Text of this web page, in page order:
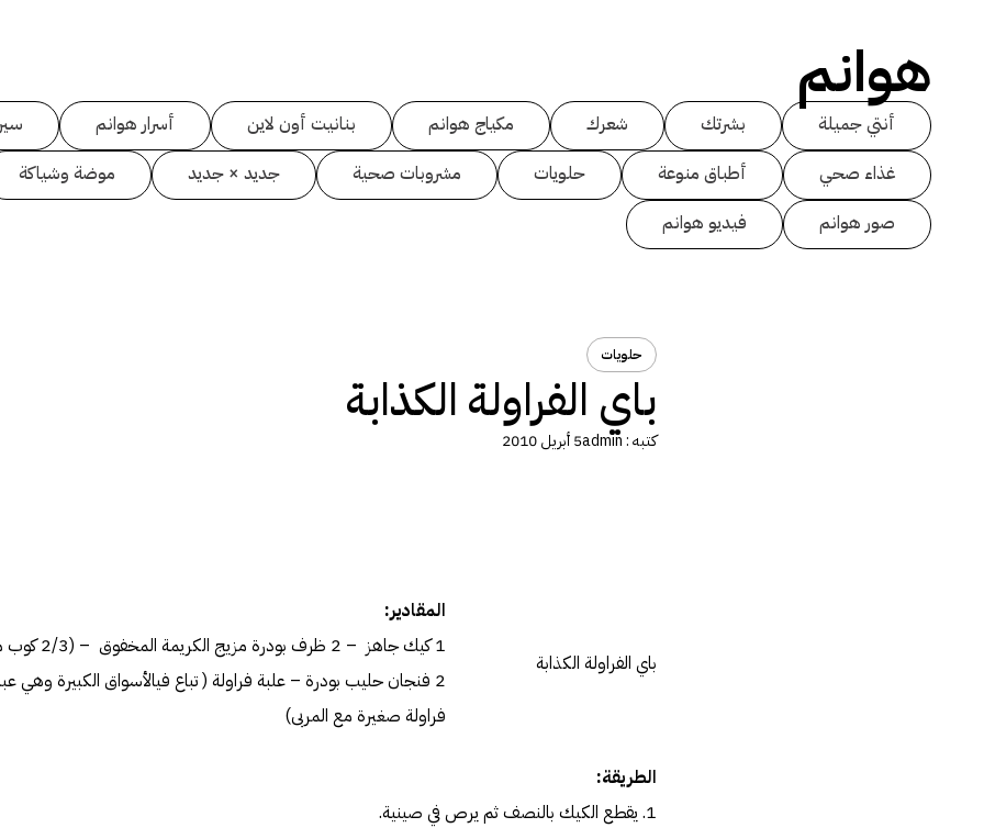
هوانم
أنتي جميلة بشرتك شعرك مكياج هوانم بنانيت أون لاين أسرار هوانم
غذاء صحي
أطباق منوعة حلويات مشروبات صحية جديد × جديد
موضة وشياكة
صور هوانم
فيديو هوانم
حلويات
باي الفراولة الكذابة
كتبه :admin5 أبريل 2010
باي الفراولة الكذابة
المقادير:
2 فنجان حليب بودرة – علبة فراولة ( تباع فيالأسواق الكبيرة وهي
فراولة صغيرة مع المربى)
الطريقة:
1. يقطع الكيك بالنصف ثم يرص في صينية.